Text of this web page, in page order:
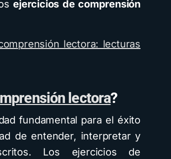
ejercicios de comprensión
lectora: lecturas
lectora?
fundamental para el éxito
de entender, interpretar y
Los ejercicios de
Cómo crear
usando Gemini
diferentes
visuales:
guía PDF
4 minutos de lectura